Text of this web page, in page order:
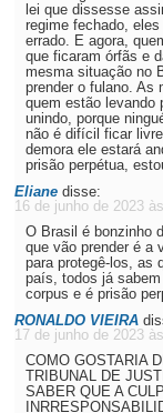
lei que dissesse
regime fechado,
errado. E agora,
que ficaram órfãs e
mesma situação no
prender o fulano. As
quem estão levando
unindo, porque
não é difícil ficar
demora ele estará
prisão perpétua,
Eliane disse:
16 de junho de 2023
O Brasil é bonzinho
que vão prender é a
para protegê-los, as
país, todos já
corpus e é prisão
RONALDO VIEIRA
17 de junho de 2023
COMO GOSTARIA
TRIBUNAL DE
SABER QUE A